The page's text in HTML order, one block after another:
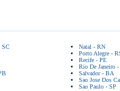
SC
Natal - RN
Porto Alegre -
Recife - PE
Rio De Janeiro -
Salvador - BA
Sao Jose Dos
Sao Paulo - SP